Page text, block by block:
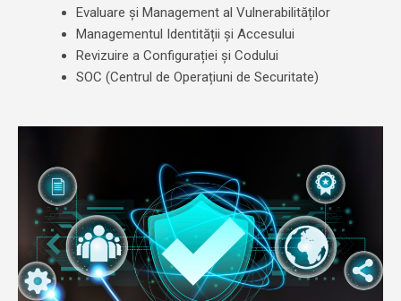
Evaluare și Management al Vulnerabilităților
Managementul Identității și Accesului
Revizuire a Configurației și Codului
SOC (Centrul de Operațiuni de Securitate)